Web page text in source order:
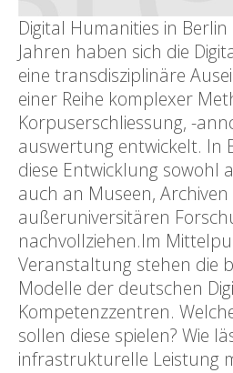
Digital Humanities in
Jahren haben sich die
eine transdisziplinäre
einer Reihe komplexer
Korpuserschliessung, -
auswertung entwickelt. In
diese Entwicklung sowohl
auch an Museen,
außeruniversitären
nachvollziehen.Im
Veranstaltung stehen die
Modelle der deutschen
Kompetenzzentren.
sollen diese spielen? Wie
infrastrukturelle Leistung